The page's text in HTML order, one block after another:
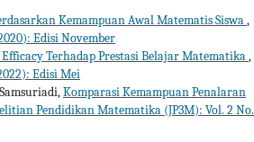
Kemampuan Awal Matematis Siswa,
Edisi November
Terhadap Prestasi Belajar Matematika,
Edisi Mei
Komparasi Kemampuan Penalaran
Pendidikan Matematika (JP3M): Vol. 2